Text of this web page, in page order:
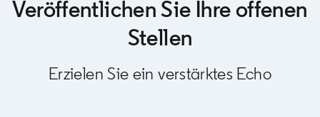
Veröffentlichen Sie Ihre offenen
Stellen
Erzielen Sie ein verstärktes Echo